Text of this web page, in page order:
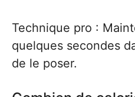
Technique pro :
quelques secondes
de le poser.